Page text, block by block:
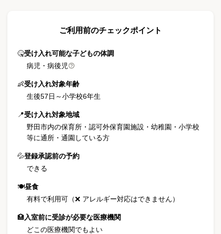
ご利用前のチェックポイント
🤒受け入れ可能な子どもの体調
病児・病後児
👶受け入れ対象年齢
生後57日 ～小学校6年生
📍受け入れ対象地域
野田市内の保育所・認可外保育園施設・幼稚園・小学校
等に通所・通園している方
💦登録承認前の予約
できる
🍽昼食
有料で利用可（❌ アレルギー対応はできません）
🏥入室前に受診が必要な医療機関
どこの医療機関でもよい